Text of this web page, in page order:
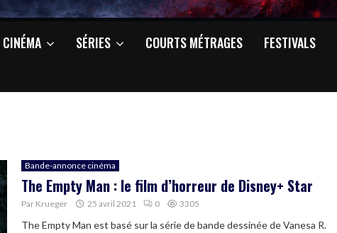
CINÉMA SÉRIES COURTS MÉTRAGES FESTIVALS
Bande-annonce cinéma
The Empty Man : le film d’horreur de Disney+ Star
Par Krueger 25 avril 2021 0 3305
The Empty Man est basé sur la série de bande dessinée de Vanesa R.